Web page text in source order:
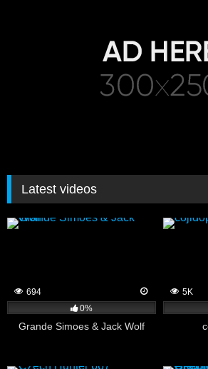
Latest videos
694
0%
Grande Simoes & Jack Wolf
5K